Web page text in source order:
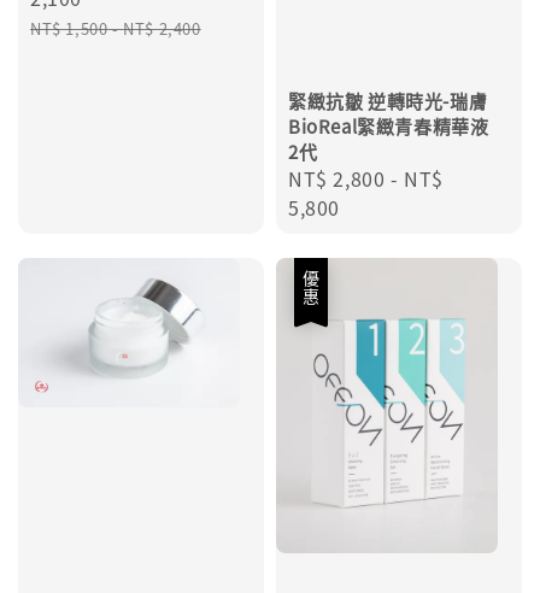
Regular
NT$ 1,500-NT$ 2,400
緊緻抗皺 逆轉時光-瑞膚
BioReal緊緻青春精華液
2代
Regular
price
NT$ 2,800 - NT$
5,800
優惠